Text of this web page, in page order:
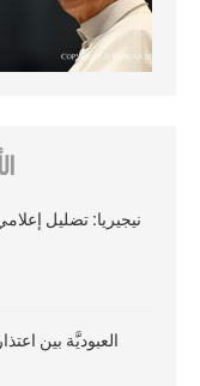
نيجيريا: تضليل
العبوديَّة بين